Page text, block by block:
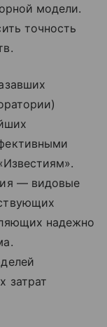
модели.
точность
— видовые
надежно
затрат